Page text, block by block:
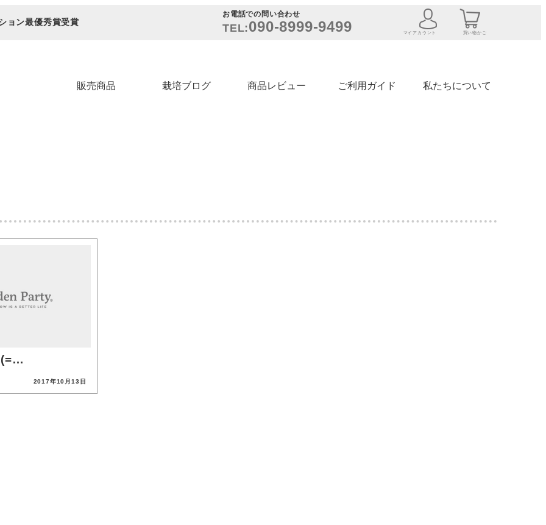
ョン最優秀賞受賞
お電話での問い合わせ
TEL:090-8999-9499 マイアカウント 買い物かご
販売商品 栽培ブログ 商品レビュー ご利用ガイド 私たちについて
(=…
2017年10月13日